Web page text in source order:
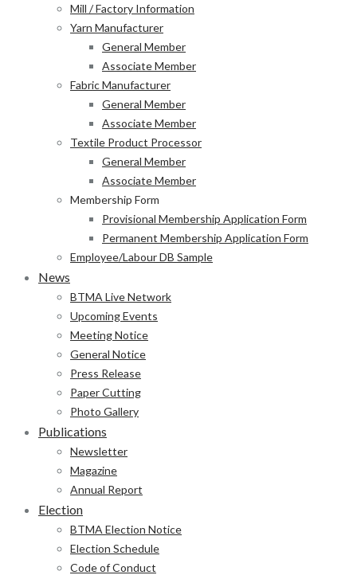
Mill / Factory Information
Yarn Manufacturer
General Member
Associate Member
Fabric Manufacturer
General Member
Associate Member
Textile Product Processor
General Member
Associate Member
Membership Form
Provisional Membership Application Form
Permanent Membership Application Form
Employee/Labour DB Sample
News
BTMA Live Network
Upcoming Events
Meeting Notice
General Notice
Press Release
Paper Cutting
Photo Gallery
Publications
Newsletter
Magazine
Annual Report
Election
BTMA Election Notice
Election Schedule
Code of Conduct